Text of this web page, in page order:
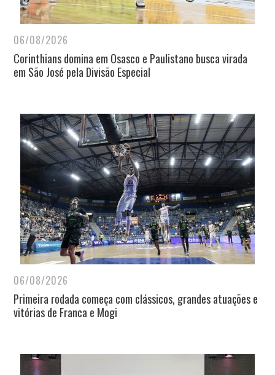
06/08/2026
Corinthians domina em Osasco e Paulistano busca virada
em São José pela Divisão Especial
06/08/2026
Primeira rodada começa com clássicos, grandes atuações e
vitórias de Franca e Mogi